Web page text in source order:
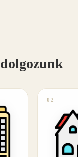
dolgozunk
02